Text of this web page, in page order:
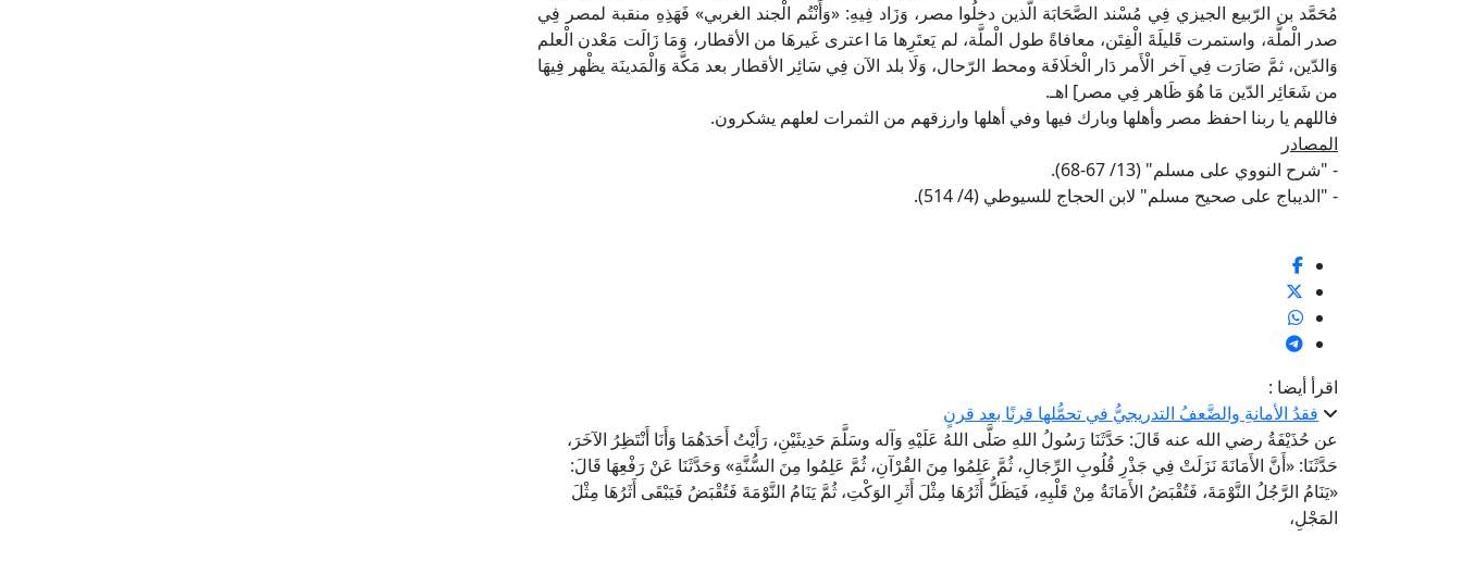
مُحَمَّد بن الرّبيع الجيزي فِي مُسْند الصَّحَابَة الَّذين دخلُوا مصر، وَزَاد فِيهِ: «وَأَنْتُم الْجند الغربي» فَهَذِهِ منقبة لمصر فِي
صدر الْملَّة، واستمرت قَليلَةَ الْفِتَن، معافاةً طول الْملَّة، لم يَعتَرِها مَا اعترى غَيرهَا من الأقطار، وَمَا زَالَت مَعْدن الْعلم
وَالدّين، ثمَّ صَارَت فِي آخر الْأَمر دَار الْخلَافَة ومحط الرّحال، وَلَا بلد الآن فِي سَائِر الأقطار بعد مَكَّة وَالْمَدينَة يظْهر فِيهَا
من شَعَائِر الدّين مَا هُوَ ظَاهر فِي مصر] اهـ.
فاللهم يا ربنا احفظ مصر وأهلها وبارك فيها وفي أهلها وارزقهم من الثمرات لعلهم يشكرون.
المصادر
- "شرح النووي على مسلم" (13/ 67-68).
- "الديباج على صحيح مسلم" لابن الحجاج للسيوطي (4/ 514).
اقرأ أيضا :
فقدُ الأمانةِ والضَّعفُ التدريجيُّ في تحمُّلها قرنًا بعد قرنٍ
عن حُذَيْفَةُ رضي الله عنه قَالَ: حَدَّثَنَا رَسُولُ اللهِ صَلَّى اللهُ عَلَيْهِ وَآله وسَلَّمَ حَدِيثَيْنِ، رَأَيْتُ أَحَدَهُمَا وَأَنَا أَنْتَظِرُ الآخَرَ،
حَدَّثَنَا: «أَنَّ الأَمَانَةَ نَزَلَتْ فِي جَذْرِ قُلُوبِ الرِّجَالِ، ثُمَّ عَلِمُوا مِنَ القُرْآنِ، ثُمَّ عَلِمُوا مِنَ السُّنَّةِ» وَحَدَّثَنَا عَنْ رَفْعِهَا قَالَ:
«يَنَامُ الرَّجُلُ النَّوْمَةَ، فَتُقْبَضُ الأَمَانَةُ مِنْ قَلْبِهِ، فَيَظَلُّ أَثَرُهَا مِثْلَ أَثَرِ الوَكْتِ، ثُمَّ يَنَامُ النَّوْمَةَ فَتُقْبَضُ فَيَبْقَى أَثَرُهَا مِثْلَ
المَجْلِ،